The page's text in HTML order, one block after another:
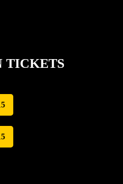
TICKETS